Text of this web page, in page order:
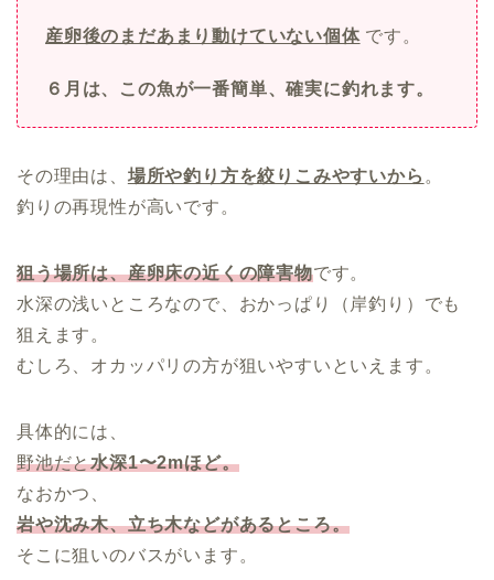
産卵後のまだあまり動けていない個体 です。
６月は、この魚が一番簡単、確実に釣れます。
その理由は、 場所や釣り方を絞りこみやすいから 。
釣りの再現性が高いです。
狙う場所は、産卵床の近くの障害物です。
水深の浅いところなので、おかっぱり（岸釣り）でも
狙えます。
むしろ、オカッパリの方が狙いやすいといえます。
具体的には、
野池だと水深1〜2mほど。
なおかつ、
岩や沈み木、立ち木などがあるところ。
そこに狙いのバスがいます。